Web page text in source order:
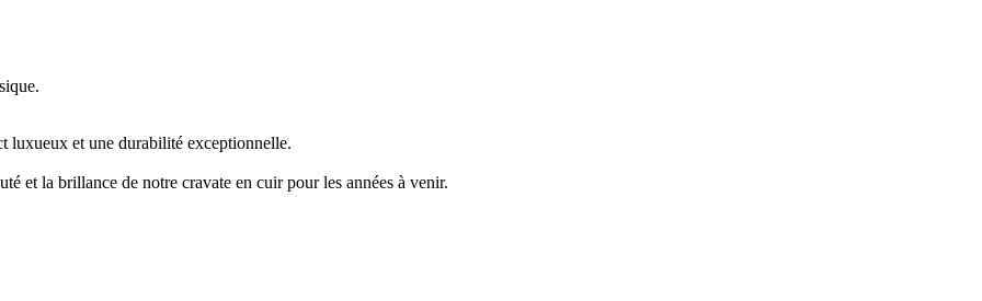
luxueux et une durabilité exceptionnelle.
et la brillance de notre cravate en cuir pour les années à venir.